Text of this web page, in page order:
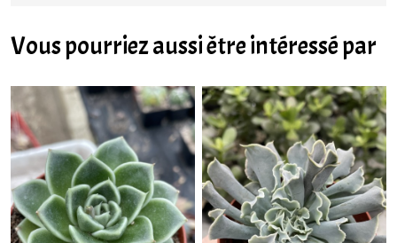
Vous pourriez aussi être intéressé par